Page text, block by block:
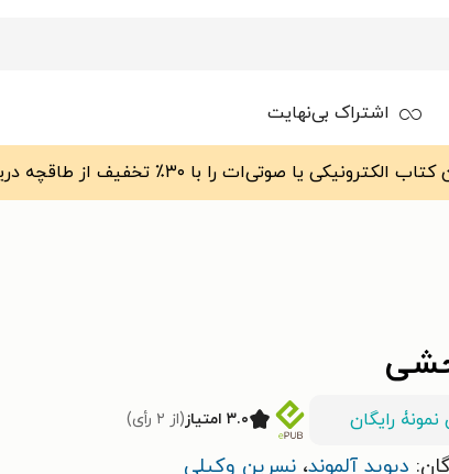
اشتراک بی‌نهایت
نمونۀ رایگان ۳.۰ امتیاز (از ۲ رأی)
دیوید آلموند، نسرین وکیلی